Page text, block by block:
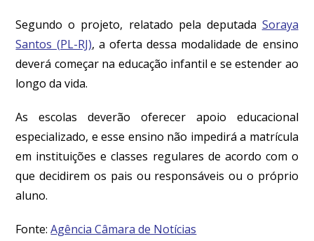
Segundo o projeto, relatado pela deputada Soraya
Santos (PL-RJ), a oferta dessa modalidade de ensino
deverá começar na educação infantil e se estender ao
longo da vida.
As escolas deverão oferecer apoio educacional
especializado, e esse ensino não impedirá a matrícula
em instituições e classes regulares de acordo com o
que decidirem os pais ou responsáveis ou o próprio
aluno.
Fonte:Agência Câmara de Notícias